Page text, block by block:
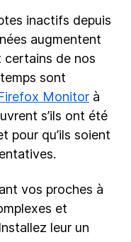
inactifs depuis
augmentent
certains de nos
sont
Monitorà
s’ils ont été
pour qu’ils soient
vos proches à
et
leur un